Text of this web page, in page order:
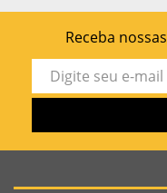
Receba nossas